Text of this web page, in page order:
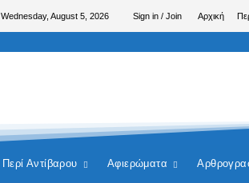
Wednesday, August 5, 2026 Sign in / Join Αρχική
Περί Αντίβαρου Αφιερώματα